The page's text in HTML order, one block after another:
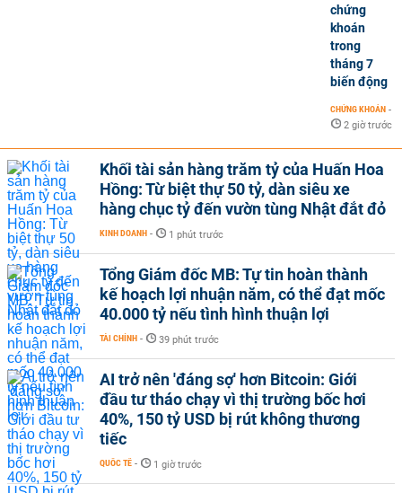
chứng
khoán
trong
tháng 7
biến động
CHỨNG KHOÁN -
2 giờ trước
Khối tài sản hàng trăm tỷ của Huấn Hoa
Hồng: Từ biệt thự 50 tỷ, dàn siêu xe
hàng chục tỷ đến vườn tùng Nhật đắt đỏ
KINH DOANH - 1 phút trước
Tổng Giám đốc MB: Tự tin hoàn thành
kế hoạch lợi nhuận năm, có thể đạt mốc
40.000 tỷ nếu tình hình thuận lợi
TÀI CHÍNH - 39 phút trước
AI trở nên 'đáng sợ' hơn Bitcoin: Giới
đầu tư tháo chạy vì thị trường bốc hơi
40%, 150 tỷ USD bị rút không thương
tiếc
QUỐC TẾ - 1 giờ trước